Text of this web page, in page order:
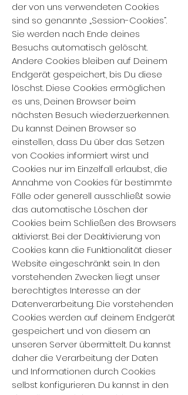
der von uns verwendeten Cookies
sind so genannte „Session-Cookies“.
Sie werden nach Ende deines
Besuchs automatisch gelöscht.
Andere Cookies bleiben auf Deinem
Endgerät gespeichert, bis Du diese
löschst. Diese Cookies ermöglichen
es uns, Deinen Browser beim
nächsten Besuch wiederzuerkennen.
Du kannst Deinen Browser so
einstellen, dass Du über das Setzen
von Cookies informiert wirst und
Cookies nur im Einzelfall erlaubst, die
Annahme von Cookies für bestimmte
Fälle oder generell ausschließt sowie
das automatische Löschen der
Cookies beim Schließen des Browsers
aktivierst. Bei der Deaktivierung von
Cookies kann die Funktionalität dieser
Website eingeschränkt sein. In den
vorstehenden Zwecken liegt unser
berechtigtes Interesse an der
Datenverarbeitung. Die vorstehenden
Cookies werden auf deinem Endgerät
gespeichert und von diesem an
unseren Server übermittelt. Du kannst
daher die Verarbeitung der Daten
und Informationen durch Cookies
selbst konfigurieren. Du kannst in den